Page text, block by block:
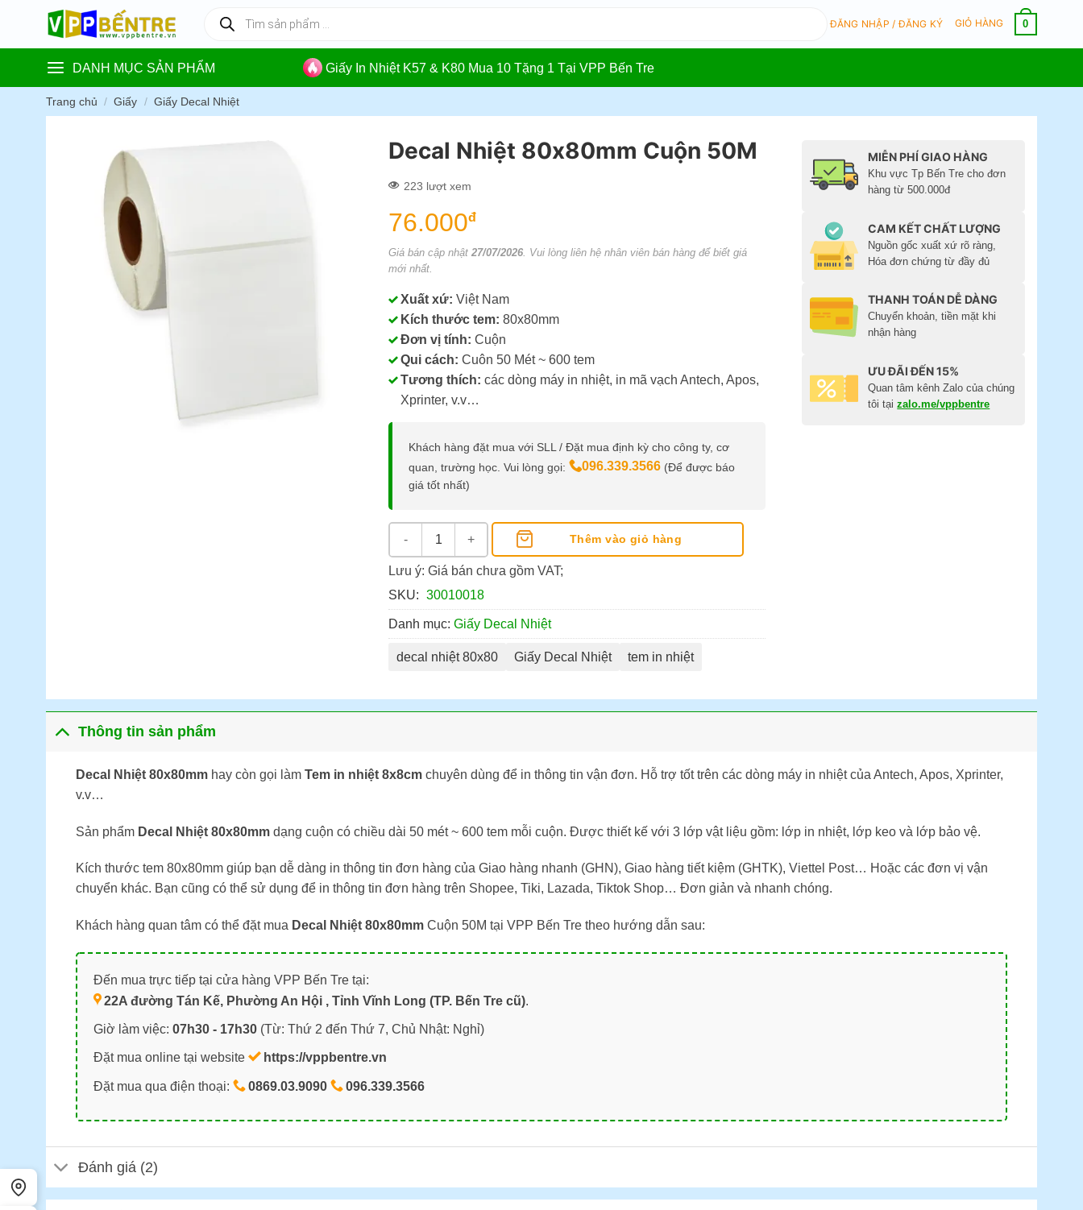
content
kiếm
phẩm
ĐĂNG NHẬP / ĐĂNG KÝ GIỎ HÀNG 0
DANH MỤC SẢN PHẨM Giấy In Nhiệt K57 & K80 Mua 10 Tặng 1 Tại VPP Bến Tre
Trang chủ / Giấy / Giấy Decal Nhiệt
Decal Nhiệt 80x80mm Cuộn 50M
223 lượt xem
76.000đ
Giá bán cập nhật 27/07/2026 . Vui lòng liên hệ nhân viên bán hàng để biết giá
mới nhất.
Xuất xứ: Việt Nam
Kích thước tem: 80x80mm
Đơn vị tính: Cuộn
Qui cách: Cuôn 50 Mét ~ 600 tem
Tương thích: các dòng máy in nhiệt, in mã vạch Antech, Apos,
Xprinter, v.v…
Khách hàng đặt mua với SLL / Đặt mua định kỳ cho công ty, cơ
quan, trường học. Vui lòng gọi:
096.339.3566 (Để được báo
giá tốt nhất)
Decal Nhiệt 80x80mm Cuộn 50M số lượng
Thêm vào giỏ hàng
Lưu ý: Giá bán chưa gồm VAT;
SKU: 30010018
Danh mục: Giấy Decal Nhiệt
decal nhiệt 80x80 Giấy Decal Nhiệt tem in nhiệt
MIỄN PHÍ GIAO HÀNG
Khu vực Tp Bến Tre cho đơn
hàng từ 500.000đ
CAM KẾT CHẤT LƯỢNG
Nguồn gốc xuất xứ rõ ràng,
Hóa đơn chứng từ đầy đủ
THANH TOÁN DỄ DÀNG
Chuyển khoản, tiền mặt khi
nhận hàng
ƯU ĐÃI ĐẾN 15%
Quan tâm kênh Zalo của chúng
tôi tạizalo.me/vppbentre
Thông tin sản phẩm
Decal Nhiệt 80x80mm hay còn gọi làm Tem in nhiệt 8x8cmchuyên dùng để in thông tin vận đơn. Hỗ trợ tốt trên các dòng máy in nhiệt của Antech, Apos, Xprinter,
v.v…
Sản phẩm Decal Nhiệt 80x80mmdạng cuộn có chiều dài 50 mét ~ 600 tem mỗi cuộn. Được thiết kế với 3 lớp vật liệu gồm: lớp in nhiệt, lớp keo và lớp bảo vệ.
Kích thước tem 80x80mm giúp bạn dễ dàng in thông tin đơn hàng của Giao hàng nhanh (GHN), Giao hàng tiết kiệm (GHTK), Viettel Post… Hoặc các đơn vị vận
chuyển khác. Bạn cũng có thể sử dụng để in thông tin đơn hàng trên Shopee, Tiki, Lazada, Tiktok Shop… Đơn giản và nhanh chóng.
Khách hàng quan tâm có thể đặt mua Decal Nhiệt 80x80mmCuộn 50M tại VPP Bến Tre theo hướng dẫn sau:
Đến mua trực tiếp tại cửa hàng VPP Bến Tre tại:
22A đường Tán Kế, Phường An Hội , Tỉnh Vĩnh Long (TP. Bến Tre cũ).
Giờ làm việc: 07h30 - 17h30(Từ: Thứ 2 đến Thứ 7, Chủ Nhật: Nghỉ)
Đặt mua online tại website https://vppbentre.vn
Đặt mua qua điện thoại: 0869.03.9090 096.339.3566
Đánh giá (2)